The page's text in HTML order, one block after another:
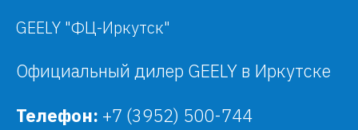
GEELY "ФЦ-Иркутск"
Официальный дилер GEELY в Иркутске
Телефон: +7 (3952) 500-744